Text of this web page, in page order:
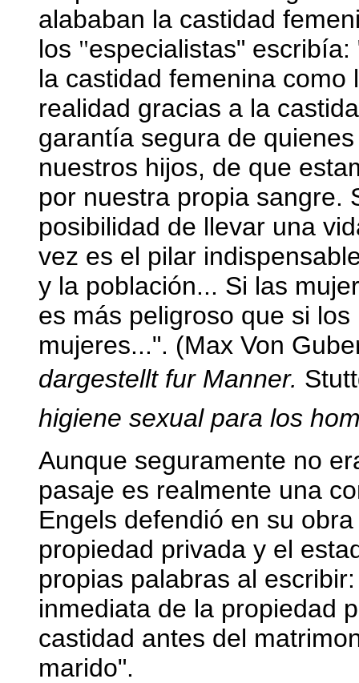
alababan la castidad
los "especialistas"
la castidad femenina
realidad gracias a la
garantía segura de
nuestros hijos, de que
por nuestra propia sangre.
posibilidad de llevar una
vez es el pilar
y la población... Si las
es más peligroso que si
mujeres...". (Max Von
dargestellt fur Manner.
higiene sexual para los
Aunque seguramente no
pasaje es realmente una
Engels defendió en su
propiedad privada y el
propias palabras al
inmediata de la propiedad
castidad antes del
marido".